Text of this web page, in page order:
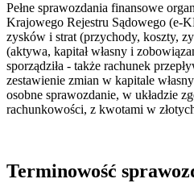
Pełne sprawozdania finansowe
Krajowego Rejestru Sądowego (e-
zysków i strat (przychody, koszty,
(aktywa, kapitał własny i
sporządziła - także rachunek
zestawienie zmian w kapitale
osobne sprawozdanie, w układzie
rachunkowości, z kwotami w
Terminowość